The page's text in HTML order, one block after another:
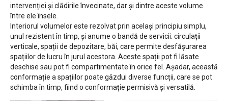
intervenției și clădirile învecinate, dar și dintre aceste volume
între ele însele.
Interiorul volumelor este rezolvat prin același principiu simplu,
unul rezistent în timp, și anume o bandă de servicii: circulații
verticale, spații de depozitare, băi, care permite desfășurarea
spațiilor de lucru în jurul acestora. Aceste spații pot fi lăsate
deschise sau pot fi compartimentate în orice fel. Așadar, această
conformație a spațiilor poate găzdui diverse funcții, care se pot
schimba în timp, fiind o conformație permisivă și versatilă.